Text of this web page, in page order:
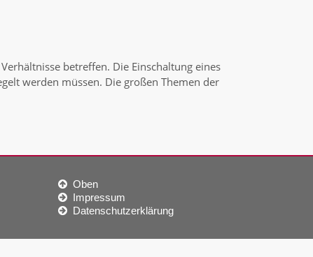
betreffen. Die Einschaltung eines
werden müssen. Die großen Themen der
Oben
Impressum
Datenschutzerklärung